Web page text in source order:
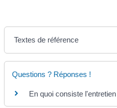
Textes de référence
Questions ? Réponses !
En quoi consiste